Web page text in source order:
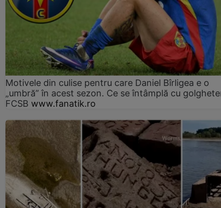
Motivele din culise pentru care Daniel Bîrligea e o
„umbră” în acest sezon. Ce se întâmplă cu
FCSB www.fanatik.ro